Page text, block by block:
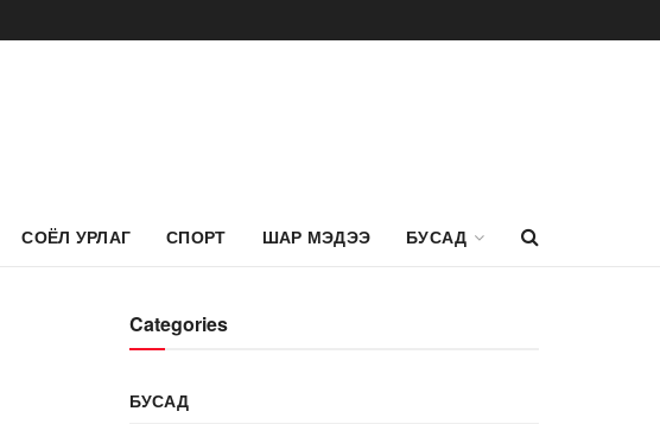
СОЁЛ УРЛАГ СПОРТ ШАР МЭДЭЭ БУСАД
Categories
БУСАД